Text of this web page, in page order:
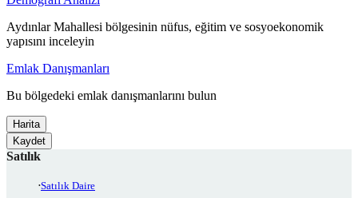
Aydınlar Mahallesi bölgesinin nüfus, eğitim ve sosyoekonomik
yapısını inceleyin
Emlak Danışmanları
Bu bölgedeki emlak danışmanlarını bulun
Harita
Kaydet
Satılık
Satılık Daire